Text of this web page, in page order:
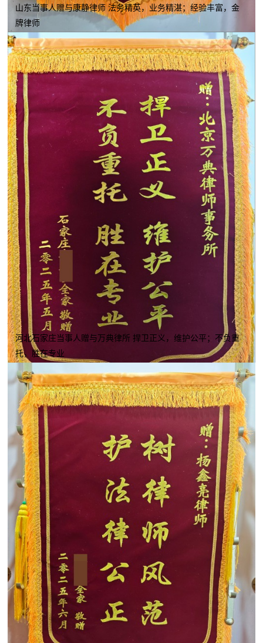
山东当事人赠与康静律师 法务精英，业务精湛；经验丰富，金
牌律师
河北石家庄当事人赠与万典律所 捍卫正义，维护公平；不负重
托，胜在专业